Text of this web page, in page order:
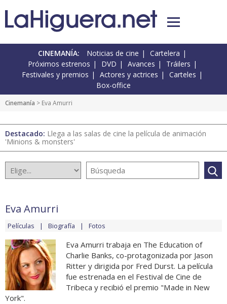
CINEMANÍA: Noticias de cine
Cartelera
Próximos estrenos
DVD Avances
Tráilers
Festivales y premios
Actores y actrices
Carteles
Box-office
Cinemanía > Eva Amurri
Destacado: Llega a las salas de cine la película de animación
'Minions & monsters'
Eva Amurri
Películas Biografía Fotos
Eva Amurri trabaja en The Education of
Charlie Banks, co-protagonizada por Jason
Ritter y dirigida por Fred Durst. La película
fue estrenada en el Festival de Cine de
Tribeca y recibió el premio "Made in New
York".